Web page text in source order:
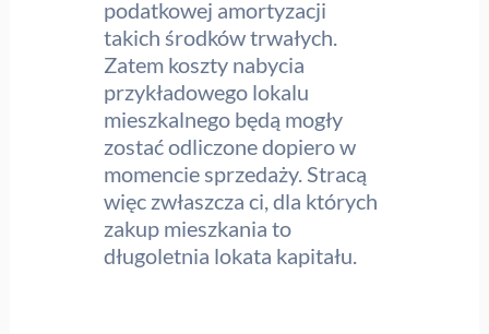
podatkowej amortyzacji
takich środków trwałych.
Zatem koszty nabycia
przykładowego lokalu
mieszkalnego będą mogły
zostać odliczone dopiero w
momencie sprzedaży. Stracą
więc zwłaszcza ci, dla których
zakup mieszkania to
długoletnia lokata kapitału.